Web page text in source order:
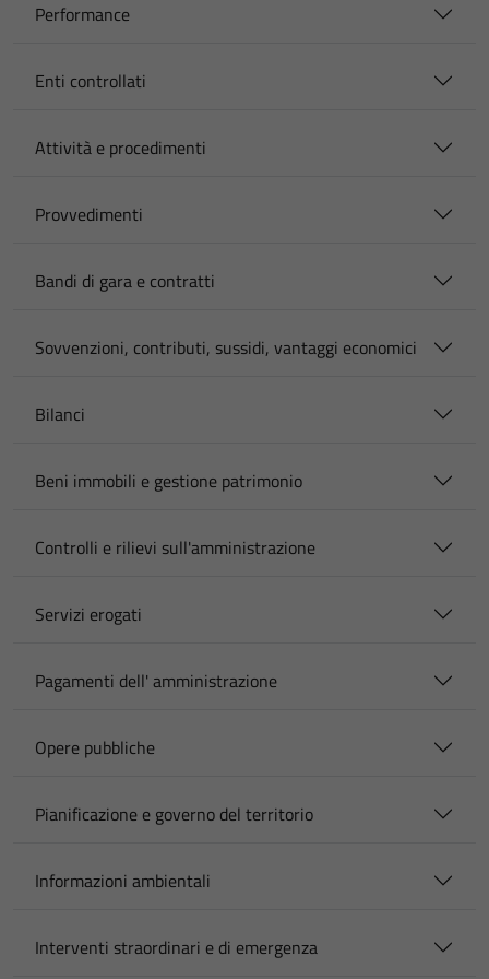
Performance
Enti controllati
Attività e procedimenti
Provvedimenti
Bandi di gara e contratti
Sovvenzioni, contributi, sussidi, vantaggi economici
Bilanci
Beni immobili e gestione patrimonio
Controlli e rilievi sull'amministrazione
Servizi erogati
Pagamenti dell' amministrazione
Opere pubbliche
Pianificazione e governo del territorio
Informazioni ambientali
Interventi straordinari e di emergenza